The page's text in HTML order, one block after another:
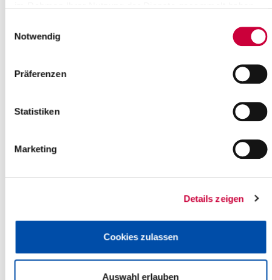
Notwendig
Präferenzen
Statistiken
Marketing
Details zeigen
Cookies zulassen
Auswahl erlauben